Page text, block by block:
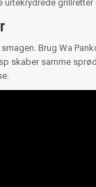
Brug Wa
skaber samme